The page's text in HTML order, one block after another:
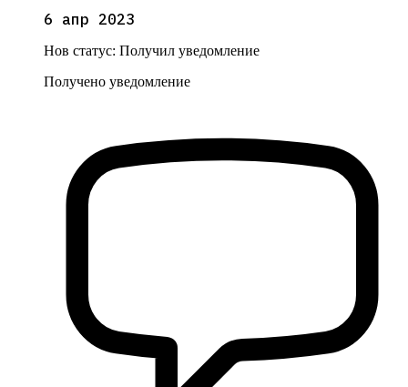
6 апр 2023
Нов статус: Получил уведомление
Получено уведомление